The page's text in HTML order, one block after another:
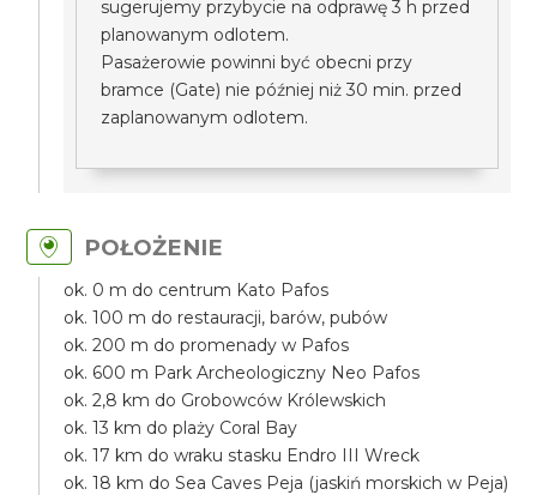
sugerujemy przybycie na odprawę 3 h przed
planowanym odlotem.
Pasażerowie powinni być obecni przy
bramce (Gate) nie później niż 30 min. przed
zaplanowanym odlotem.
POŁOŻENIE
ok. 0 m do centrum Kato Pafos
ok. 100 m do restauracji, barów, pubów
ok. 200 m do promenady w Pafos
ok. 600 m Park Archeologiczny Neo Pafos
ok. 2,8 km do Grobowców Królewskich
ok. 13 km do plaży Coral Bay
ok. 17 km do wraku stasku Endro III Wreck
ok. 18 km do Sea Caves Peja (jaskiń morskich w Peja)